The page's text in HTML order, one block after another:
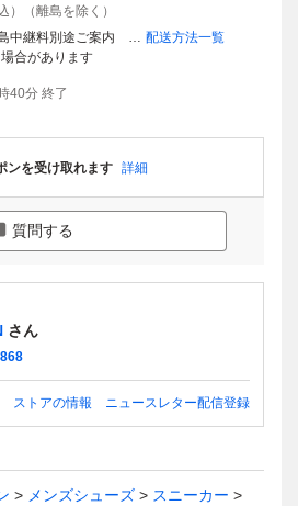
）（離島を除く）
ヤマト運輸※離島中継料別途ご案内 WORM OSAKA 配送方法一覧
合があります
40分 終了
ンを受け取れます 詳細
質問する
さん
ストアの情報 ニュースレター配信登録
メンズシューズ
スニーカー